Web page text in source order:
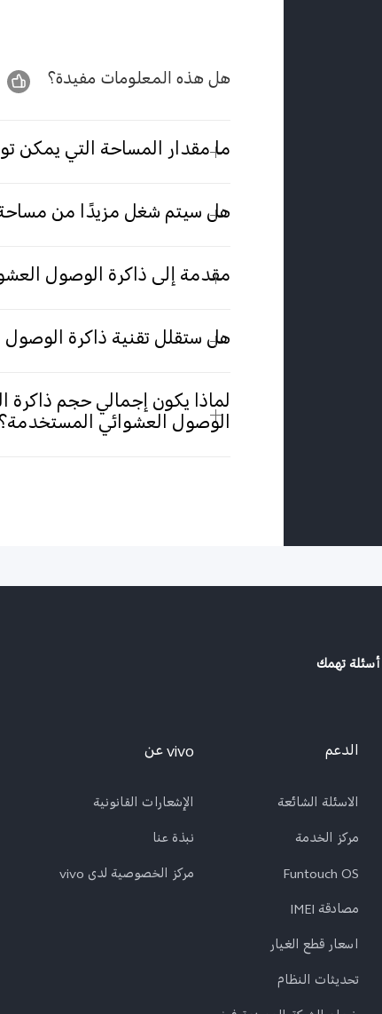
هل هذه المعلومات مفيدة؟
ما مقدار المساحة التي يمكن
هل سيتم شغل مزيدًا من مساحة
مقدمة إلى ذاكرة الوصول
هل ستقلل تقنية ذاكرة
لماذا يكون إجمالي حجم
الوصول العشوائي المستخدمة؟
أسئلة تهمك
الدعم
الاسئلة الشائعة
مركز الخدمة
Funtouch OS
مصادقة IMEI
اسعار قطع الغيار
تحديثات النظام
vivo عن
الإشعارات القانونية
نبذة عنا
مركز الخصوصية لدى vivo